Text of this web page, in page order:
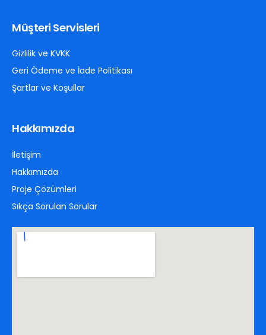
Müşteri Servisleri
Gizlilik ve KVKK
Geri Ödeme ve İade Politikası
Şartlar ve Koşullar
Hakkımızda
İletişim
Hakkımızda
Proje Çözümleri
Sıkça Sorulan Sorular